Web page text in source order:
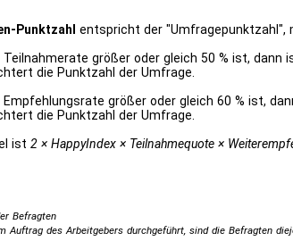
Punktzahl entspricht der "Umfragepunktzahl",
Teilnahmerate größer oder gleich 50 % ist,
die Punktzahl der Umfrage.
Empfehlungsrate größer oder gleich 60 % ist,
die Punktzahl der Umfrage.
ist 2 × HappyIndex × Teilnahmequote ×
Befragten
Auftrag des Arbeitgebers durchgeführt, sind die Befragten